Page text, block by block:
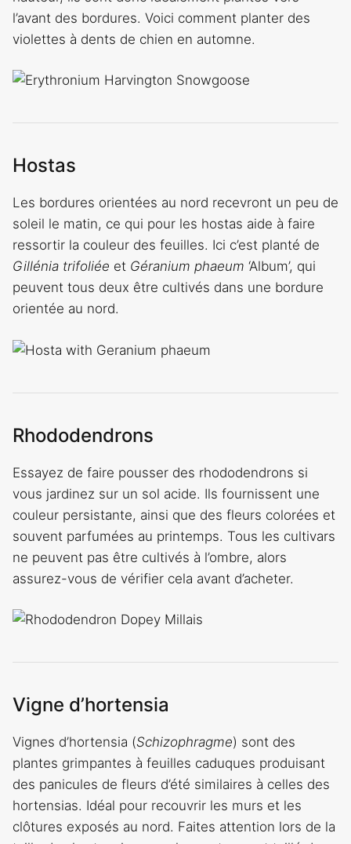
l’avant des bordures. Voici comment planter des
violettes à dents de chien en automne.
Hostas
Les bordures orientées au nord recevront un peu de
soleil le matin, ce qui pour les hostas aide à faire
ressortir la couleur des feuilles. Ici c’est planté de
Gillénia trifoliée et Géranium phaeum ‘Album’, qui
peuvent tous deux être cultivés dans une bordure
orientée au nord.
Rhododendrons
Essayez de faire pousser des rhododendrons si
vous jardinez sur un sol acide. Ils fournissent une
couleur persistante, ainsi que des fleurs colorées et
souvent parfumées au printemps. Tous les cultivars
ne peuvent pas être cultivés à l’ombre, alors
assurez-vous de vérifier cela avant d’acheter.
Vigne d’hortensia
Vignes d’hortensia (Schizophragme) sont des
plantes grimpantes à feuilles caduques produisant
des panicules de fleurs d’été similaires à celles des
hortensias. Idéal pour recouvrir les murs et les
clôtures exposés au nord. Faites attention lors de la